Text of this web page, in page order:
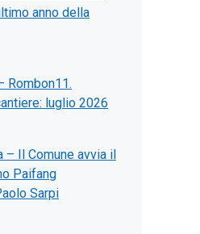
anno della
Rombon11.
luglio 2026
– Il Comune avvia il
Paifang
Sarpi